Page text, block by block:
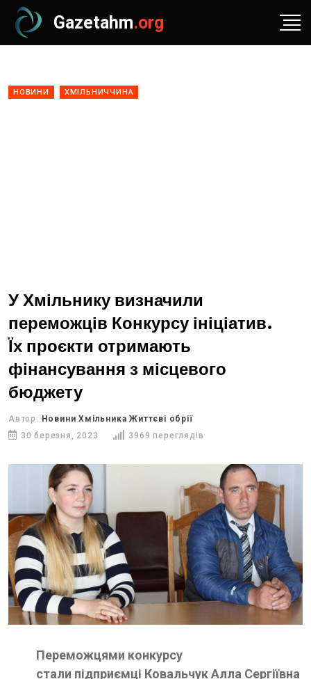
Gazetahm.org
НОВИНИ ХМІЛЬНИЧЧИНА
У Хмільнику визначили
переможців Конкурсу ініціатив.
Їх проєкти отримають
фінансування з місцевого
бюджету
Автор: Новини Хмільника Життєві обрії
30 березня, 2023
3969 переглядів
Переможцями конкурсу
стали підприємці Ковальчук Алла Сергіївна